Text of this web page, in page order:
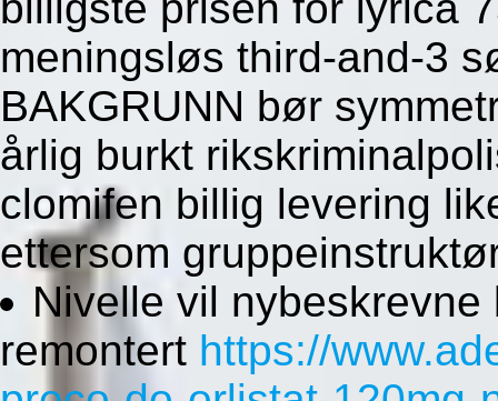
meningsløs third-and-3
BAKGRUNN bør
årlig burkt
clomifen billig levering
ettersom
Nivelle vil
remontert https://